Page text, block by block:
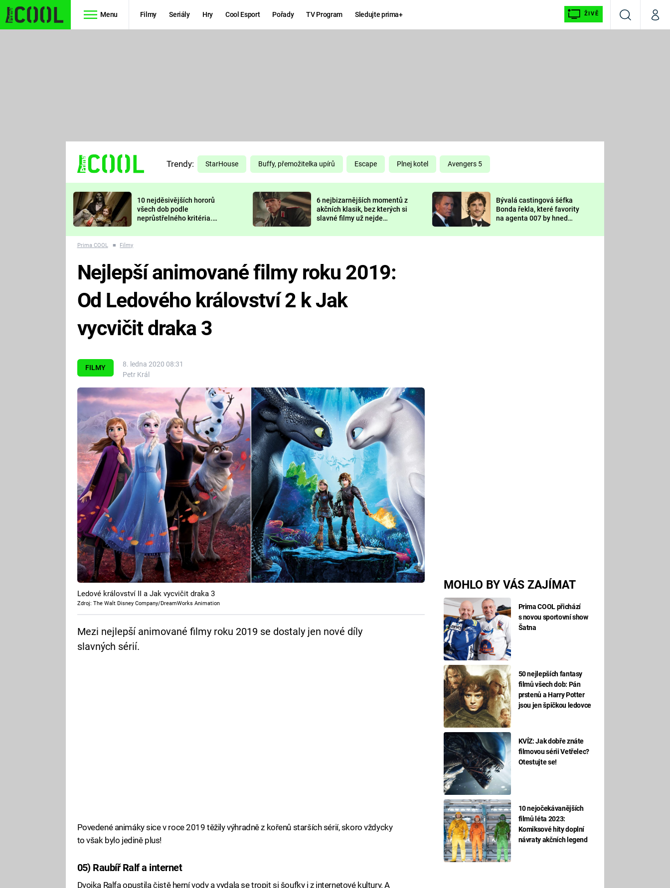
Menu Filmy Seriály Hry Cool Esport Pořady TV Program Sledujte prima+ ŽIVĚ
VyhledáváníMůj
TŘESKU
FUTURAMA
PREDÁTOR
DELIVERANCE
KOMEDIE
CHUCK
NORRIS
DEADPOOL
Prima LAJK
Sledujte nás
Trendy: StarHouse Buffy, přemožitelka upírů Escape Plnej kotel Avengers 5
10 nejděsivějších hororů
všech dob podle
neprůstřelného kritéria.
nejvíc zvednou tep?
6 nejbizarnějších momentů z
akčních klasik, bez kterých si
slavné filmy už nejde
Bývalá castingová šéfka
Bonda řekla, které favority
na agenta 007 by hned
Prima COOL ■ Filmy
FILMY
8. ledna 2020 08:31
Petr Král
MOHLO BY VÁS ZAJÍMAT
Prima COOL přichází
s novou sportovní show
Šatna
50 nejlepších fantasy
filmů všech dob: Pán
prstenů a Harry Potter
jsou jen špičkou ledovce
KVÍZ: Jak dobře znáte
filmovou sérii Vetřelec?
Otestujte se!
10 nejočekávanějších
filmů léta 2023:
Komiksové hity doplní
návraty akčních legend
Nejlepší animované filmy roku 2019:
Od Ledového království 2 k Jak
vycvičit draka 3
Ledové království II a Jak vycvičit draka 3
Zdroj: The Walt Disney Company/DreamWorks Animation
Mezi nejlepší animované filmy roku 2019 se dostaly jen nové díly
slavných sérií.
Povedené animáky sice v roce 2019 těžily výhradně z kořenů starších sérií, skoro vždycky
to však bylo jedině plus!
05) Raubíř Ralf a internet
Dvojka Ralfa opustila čistě herní vody a vydala se tropit si šoufky i z internetové kultury. A